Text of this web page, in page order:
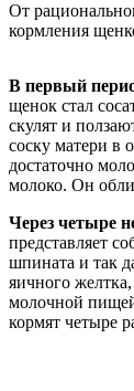
От
кормления
В первый
щенок стал
скулят и
соску матери в
достаточно
молоко. Он
Через четыре
представляет
шпината и так
яичного
молочной пищей
кормят четыре